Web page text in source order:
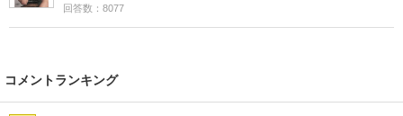
回答数：8077
コメントランキング